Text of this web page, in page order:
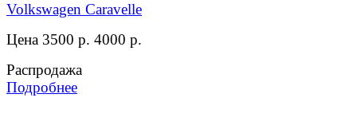
Volkswagen Caravelle
Цена 3500 р. 4000 р.
Распродажа
Подробнее